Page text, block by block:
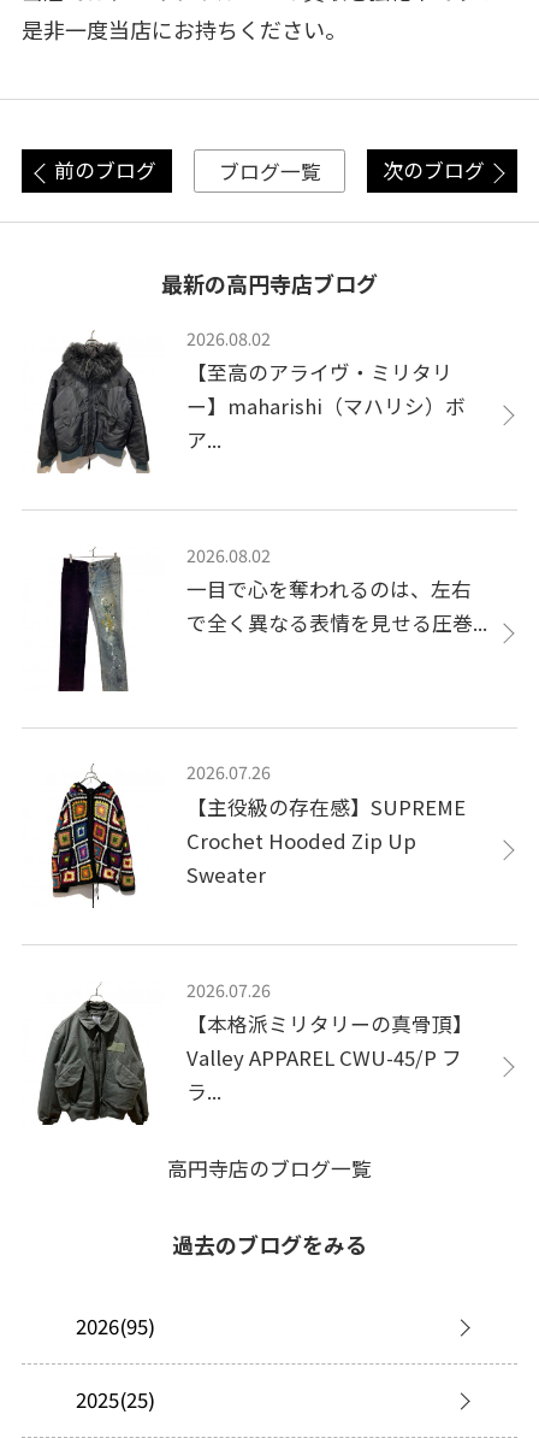
是非一度当店にお持ちください。
前のブログ ブログ一覧 次のブログ
最新の高円寺店ブログ
2026.08.02
【至高のアライヴ・ミリタリ
ー】maharishi（マハリシ）ボ
ア...
2026.08.02
一目で心を奪われるのは、左右
で全く異なる表情を見せる圧巻...
2026.07.26
【主役級の存在感】SUPREME
Crochet Hooded Zip Up
Sweater
2026.07.26
【本格派ミリタリーの真骨頂】
Valley APPAREL CWU-45/P フ
ラ...
高円寺店のブログ一覧
過去のブログをみる
2026(95)
2025(25)